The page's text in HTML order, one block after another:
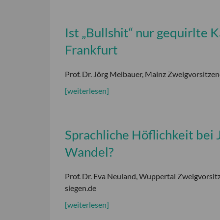
Ist „Bullshit“ nur gequirlte
Frankfurt
Prof. Dr. Jörg Meibauer, Mainz
[weiterlesen]
Sprachliche Höflichkeit bei
Wandel?
Prof. Dr. Eva Neuland, Wuppertal
siegen.de
[weiterlesen]